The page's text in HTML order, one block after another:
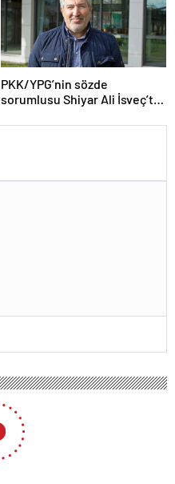
PKK/YPG’nin sözde
sorumlusu Shiyar Ali İsveç’te